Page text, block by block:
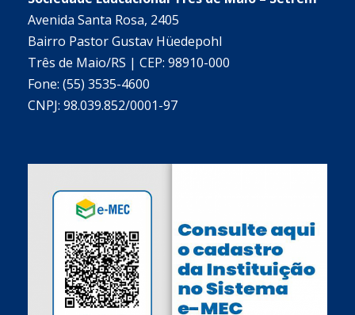
Avenida Santa Rosa, 2405
Bairro Pastor Gustav Hüedepohl
Três de Maio/RS | CEP: 98910-000
Fone: (55) 3535-4600
CNPJ: 98.039.852/0001-97